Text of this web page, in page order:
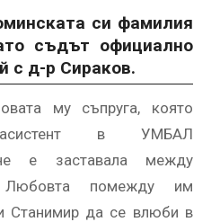
си фамилия
съдът официално
с д-р Сираков.
му съпруга, която
в УМБАЛ
не е заставала между
Любовта помежду им
Станимир да се влюби в